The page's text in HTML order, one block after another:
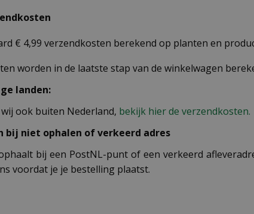
€ 4,99 verzendkosten berekend op planten en
worden in de laatste stap van de winkelwagen
landen:
ook buiten Nederland, bekijk hier de verzendkosten.
bij niet ophalen of verkeerd adres
bij een PostNL-punt of een verkeerd
voordat je je bestelling plaatst.